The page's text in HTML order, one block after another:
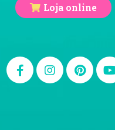
Loja online